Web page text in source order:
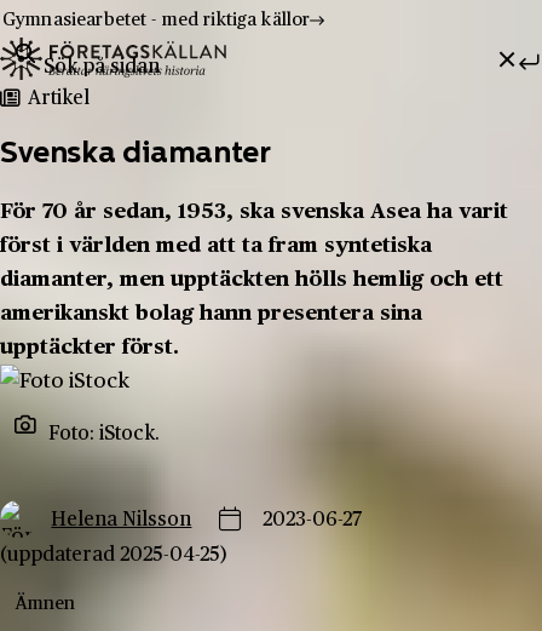
Hoppa till innehåll
Till innehåll
Gymnasiearbetet - med riktiga källor
Sök efter:
Artikel
Svenska diamanter
För 70 år sedan, 1953, ska svenska Asea ha varit
först i världen med att ta fram syntetiska
diamanter, men upptäckten hölls hemlig och ett
amerikanskt bolag hann presentera sina
upptäckter först.
Foto: iStock.
Helena Nilsson
2023-06-27
(uppdaterad 2025-04-25)
Ämnen